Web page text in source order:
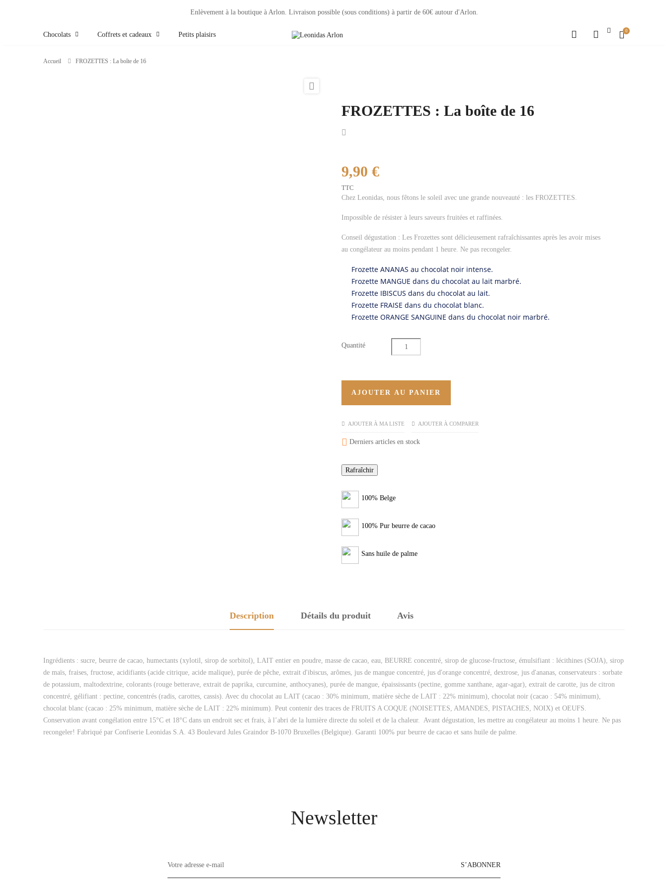
Enlèvement à la boutique à Arlon. Livraison possible (sous conditions) à partir de 60€ autour d'Arlon.
Chocolats Coffrets et cadeaux Petits plaisirs
0
Accueil FROZETTES : La boîte de 16

FROZETTES : La boîte de 16
9,90 €
TTC
Chez Leonidas, nous fêtons le soleil avec une grande nouveauté : les FROZETTES.
Impossible de résister à leurs saveurs fruitées et raffinées.
Conseil dégustation : Les Frozettes sont délicieusement rafraîchissantes après les avoir mises
au congélateur au moins pendant 1 heure. Ne pas recongeler.
Frozette ANANAS au chocolat noir intense.
Frozette MANGUE dans du chocolat au lait marbré.
Frozette IBISCUS dans du chocolat au lait.
Frozette FRAISE dans du chocolat blanc.
Frozette ORANGE SANGUINE dans du chocolat noir marbré.
Quantité
AJOUTER AU PANIER
AJOUTER À MA LISTE AJOUTER À COMPARER
 Derniers articles en stock
100% Belge
100% Pur beurre de cacao
Sans huile de palme
Description Détails du produit Avis
Ingrédients : sucre, beurre de cacao, humectants (xylotil, sirop de sorbitol), LAIT entier en poudre, masse de cacao, eau, BEURRE concentré, sirop de glucose-fructose, émulsifiant : lécithines (SOJA), sirop
de maïs, fraises, fructose, acidifiants (acide citrique, acide malique), purée de pêche, extrait d'ibiscus, arômes, jus de mangue concentré, jus d'orange concentré, dextrose, jus d'ananas, conservateurs : sorbate
de potassium, maltodextrine, colorants (rouge betterave, extrait de paprika, curcumine, anthocyanes), purée de mangue, épaississants (pectine, gomme xanthane, agar-agar), extrait de carotte, jus de citron
concentré, gélifiant : pectine, concentrés (radis, carottes, cassis). Avec du chocolat au LAIT (cacao : 30% minimum, matière sèche de LAIT : 22% minimum), chocolat noir (cacao : 54% minimum),
chocolat blanc (cacao : 25% minimum, matière sèche de LAIT : 22% minimum). Peut contenir des traces de FRUITS A COQUE (NOISETTES, AMANDES, PISTACHES, NOIX) et OEUFS.
Conservation avant congélation entre 15°C et 18°C dans un endroit sec et frais, à l’abri de la lumière directe du soleil et de la chaleur. Avant dégustation, les mettre au congélateur au moins 1 heure. Ne pas
recongeler! Fabriqué par Confiserie Leonidas S.A. 43 Boulevard Jules Graindor B-1070 Bruxelles (Belgique). Garanti 100% pur beurre de cacao et sans huile de palme.
Newsletter
S’ABONNER